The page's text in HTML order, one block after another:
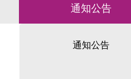
通知公告
通知公告